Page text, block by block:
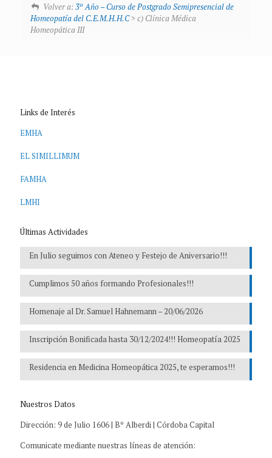
Volver a:3º Año – Curso de Postgrado Semipresencial de
Homeopatía del C.E.M.H.H.C> c) Clínica Médica
Homeopática III
Links de Interés
EMHA
EL SIMILLIMUM
FAMHA
LMHI
Últimas Actividades
En Julio seguimos con Ateneo y Festejo de Aniversario!!!
Cumplimos 50 años formando Profesionales!!!
Homenaje al Dr. Samuel Hahnemann – 20/06/2026
Inscripción Bonificada hasta 30/12/2024!!! Homeopatía 2025
Residencia en Medicina Homeopática 2025, te esperamos!!!
Nuestros Datos
Dirección: 9 de Julio 1606 | Bº Alberdi | Córdoba Capital
Comunicate mediante nuestras líneas de atención: